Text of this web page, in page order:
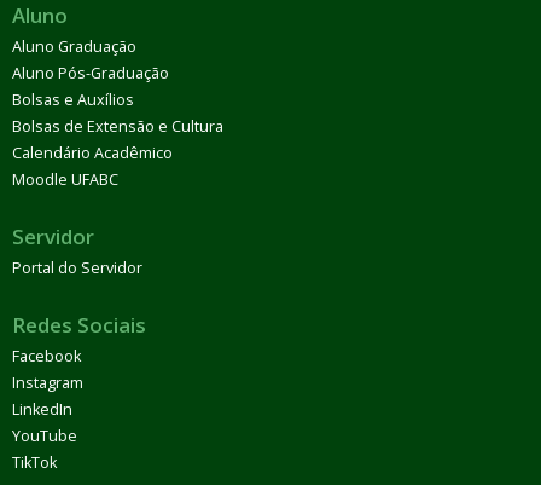
Aluno
Aluno Graduação
Aluno Pós-Graduação
Bolsas e Auxílios
Bolsas de Extensão e Cultura
Calendário Acadêmico
Moodle UFABC
Servidor
Portal do Servidor
Redes Sociais
Facebook
Instagram
LinkedIn
YouTube
TikTok